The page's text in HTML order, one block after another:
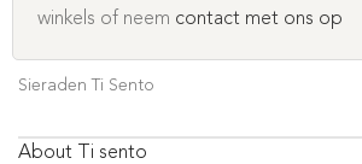
winkels of neem contact met ons op
Sieraden Ti Sento
About Ti sento